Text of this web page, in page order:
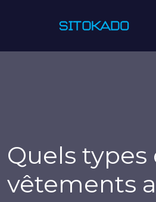
Quels types
vêtements